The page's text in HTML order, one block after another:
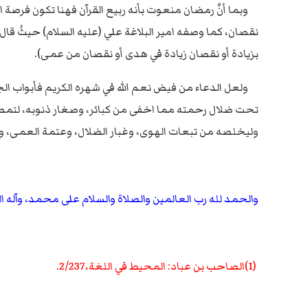
وبما أنَّ رمضان منعوت بأنه ربيع القرآن فهنا تكون فرصة
نقصان، كما وصفه امير البلاغة علي (عليه السلام) حيثُ
بزيادة أو نقصان زيادة في هدى أو نقصان من عمى).
ولعل الدعاء من فيض نعم الله في شهره الكريم فأبواب
تحت ضلال رحمته مما اخفى من كبائر، وصغار ذنوبه،
وليخلصه من تبعات الهوى، وغبار الضلال، وعتمة العمى،
والحمد لله رب العالمين والصلاة والسلام على محمد، وآله
(1)الصاحب بن عباد: المحيط في اللغة،2/237.